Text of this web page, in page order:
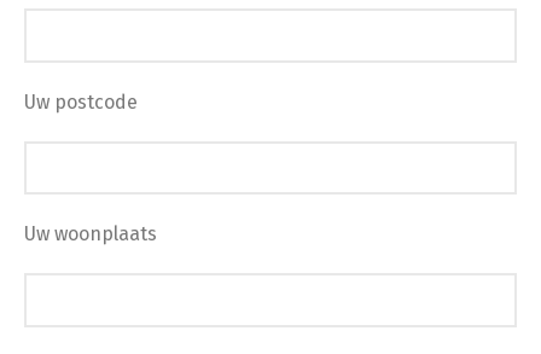
Uw postcode
Uw woonplaats